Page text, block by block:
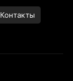
Контакты